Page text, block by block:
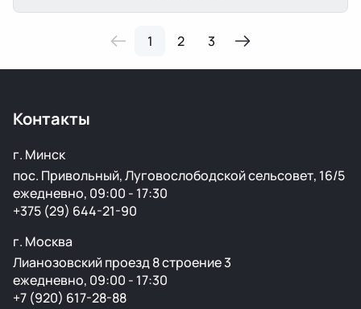
1 2 3
Контакты
г. Минск
пос. Привольный, Луговослободской сельсовет, 16/5
ежедневно, 09:00 - 17:30
+375 (29) 644-21-90
г. Москва
Лианозовский проезд 8 строение 3
ежедневно, 09:00 - 17:30
+7 (920) 617-28-88